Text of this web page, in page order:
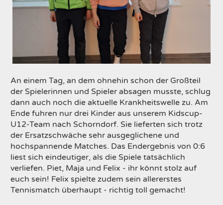
An einem Tag, an dem ohnehin schon der Großteil
der Spielerinnen und Spieler absagen musste, schlug
dann auch noch die aktuelle Krankheitswelle zu. Am
Ende fuhren nur drei Kinder aus unserem Kidscup-
U12-Team nach Schorndorf. Sie lieferten sich trotz
der Ersatzschwäche sehr ausgeglichene und
hochspannende Matches. Das Endergebnis von 0:6
liest sich eindeutiger, als die Spiele tatsächlich
verliefen. Piet, Maja und Felix - ihr könnt stolz auf
euch sein! Felix spielte zudem sein allererstes
Tennismatch überhaupt - richtig toll gemacht!